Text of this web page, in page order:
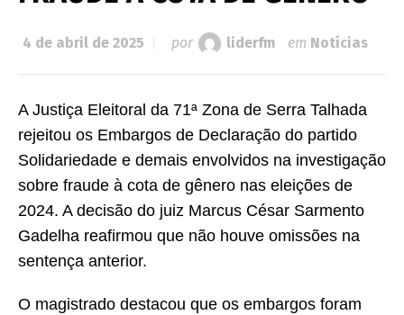
4 de abril de 2025 por liderfm em Notícias
A Justiça Eleitoral da 71ª Zona de Serra Talhada
rejeitou os Embargos de Declaração do partido
Solidariedade e demais envolvidos na investigação
sobre fraude à cota de gênero nas eleições de
2024. A decisão do juiz Marcus César Sarmento
Gadelha reafirmou que não houve omissões na
sentença anterior.
O magistrado destacou que os embargos foram